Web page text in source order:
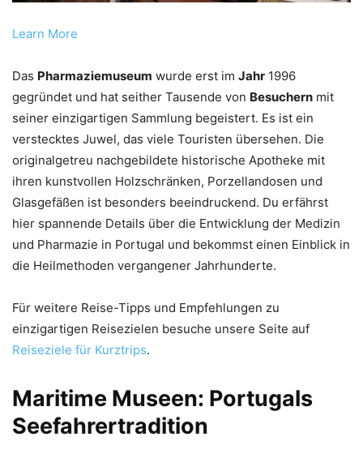
Learn More
Das Pharmaziemuseum wurde erst im Jahr 1996
gegründet und hat seither Tausende von Besuchern mit
seiner einzigartigen Sammlung begeistert. Es ist ein
verstecktes Juwel, das viele Touristen übersehen. Die
originalgetreu nachgebildete historische Apotheke mit
ihren kunstvollen Holzschränken, Porzellandosen und
Glasgefäßen ist besonders beeindruckend. Du erfährst
hier spannende Details über die Entwicklung der Medizin
und Pharmazie in Portugal und bekommst einen Einblick in
die Heilmethoden vergangener Jahrhunderte.
Für weitere Reise-Tipps und Empfehlungen zu
einzigartigen Reisezielen besuche unsere Seite auf
Reiseziele für Kurztrips.
Maritime Museen: Portugals
Seefahrertradition